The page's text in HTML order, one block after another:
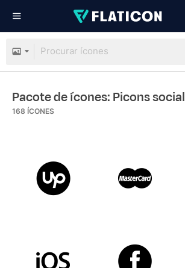
Pacote de ícones: Picons social
168 ÍCONES